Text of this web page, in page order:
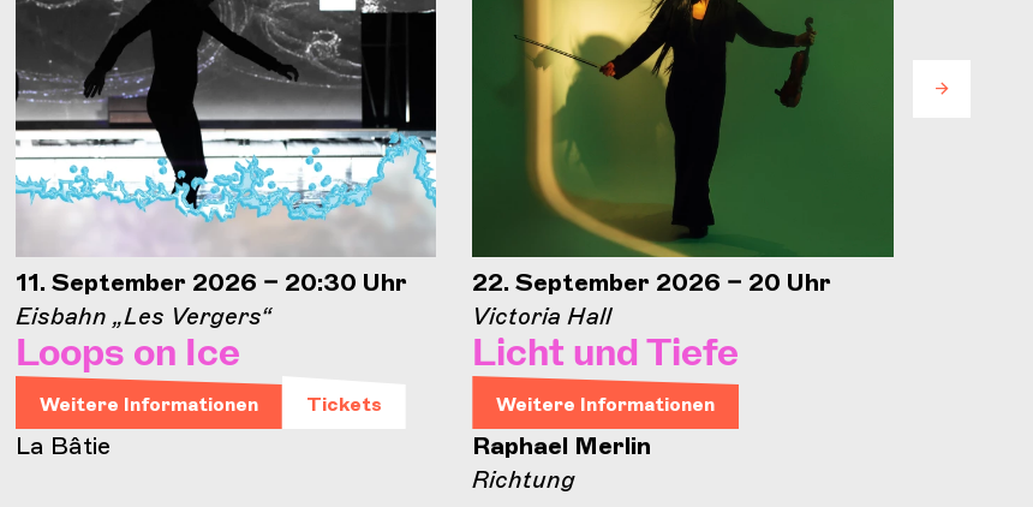
11. September 2026 – 20:30 Uhr
Eisbahn „Les Vergers“
Loops on Ice
Weitere Informationen Tickets
La Bâtie
22. September 2026 – 20 Uhr
Victoria Hall
Licht und Tiefe
Weitere Informationen
Raphael Merlin
Richtung